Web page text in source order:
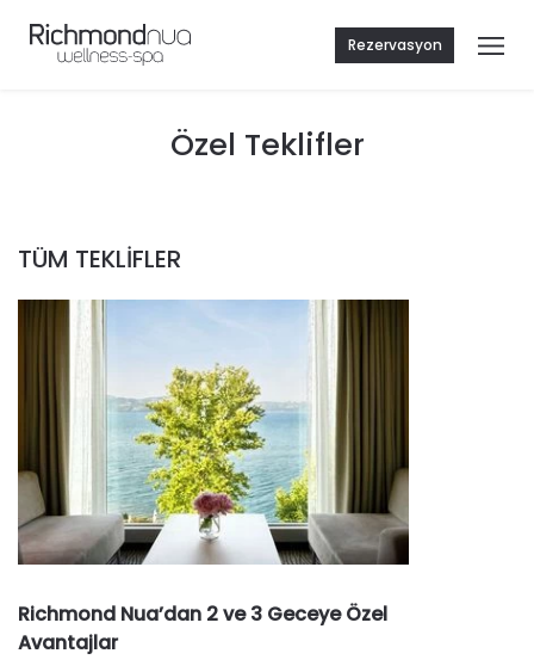
Rezervasyon
Özel Teklifler
TÜM TEKLİFLER
Richmond Nua’dan 2 ve 3 Geceye Özel
Avantajlar